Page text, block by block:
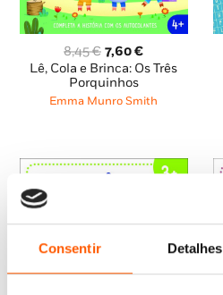
Consentir Detalhes
8,45€ O
preço
original
era:
7,60€O
preço
é:
Lê, Cola e Brinca: Os Três
Porquinhos
Emma Munro Smith